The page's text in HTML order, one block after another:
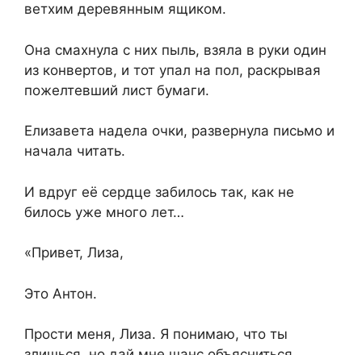
ветхим деревянным ящиком.
Она смахнула с них пыль, взяла в руки один
из конвертов, и тот упал на пол, раскрывая
пожелтевший лист бумаги.
Елизавета надела очки, развернула письмо и
начала читать.
И вдруг её сердце забилось так, как не
билось уже много лет…
«Привет, Лиза,
Это Антон.
Прости меня, Лиза. Я понимаю, что ты